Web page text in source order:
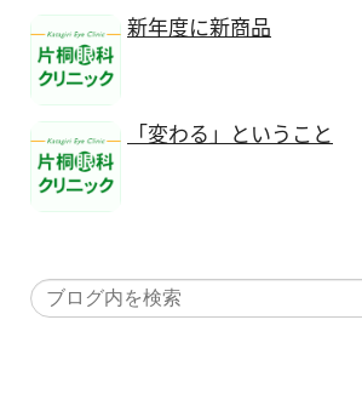
新年度に新商品
「変わる」ということ